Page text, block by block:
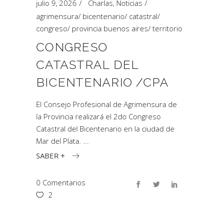
julio 9, 2026 Charlas, Noticias
agrimensura/ bicentenario/ catastral/
congreso/ provincia buenos aires/ territorio
CONGRESO
CATASTRAL DEL
BICENTENARIO /CPA
El Consejo Profesional de Agrimensura de
la Provincia realizará el 2do Congreso
Catastral del Bicentenario en la ciudad de
Mar del Plata.
SABER +
0 Comentarios
2